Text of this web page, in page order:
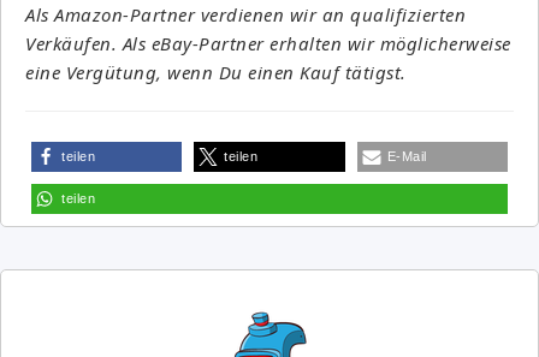
Als Amazon-Partner verdienen wir an qualifizierten
Verkäufen. Als eBay-Partner erhalten wir möglicherweise
eine Vergütung, wenn Du einen Kauf tätigst.
teilen teilen E-Mail
teilen